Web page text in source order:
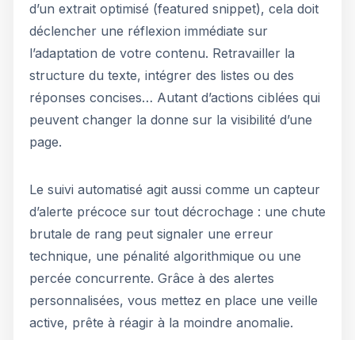
d’un extrait optimisé (featured snippet), cela doit
déclencher une réflexion immédiate sur
l’adaptation de votre contenu. Retravailler la
structure du texte, intégrer des listes ou des
réponses concises… Autant d’actions ciblées qui
peuvent changer la donne sur la visibilité d’une
page.
Le suivi automatisé agit aussi comme un capteur
d’alerte précoce sur tout décrochage : une chute
brutale de rang peut signaler une erreur
technique, une pénalité algorithmique ou une
percée concurrente. Grâce à des alertes
personnalisées, vous mettez en place une veille
active, prête à réagir à la moindre anomalie.